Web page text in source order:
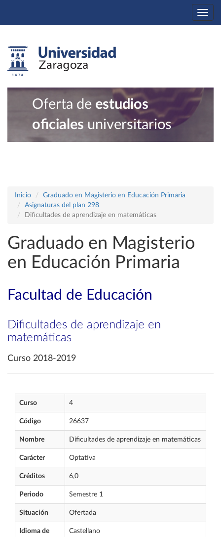
Oferta de estudios
oficiales universitarios
Inicio
Graduado en Magisterio en Educación Primaria
Asignaturas del plan 298
Dificultades de aprendizaje en matemáticas
Graduado en Magisterio
en Educación Primaria
Facultad de Educación
Dificultades de aprendizaje en
matemáticas
Curso 2018-2019
Curso 4
Código 26637
Nombre Dificultades de aprendizaje en matemáticas
Carácter Optativa
Créditos 6,0
Periodo Semestre 1
Situación Ofertada
Idioma de
Castellano